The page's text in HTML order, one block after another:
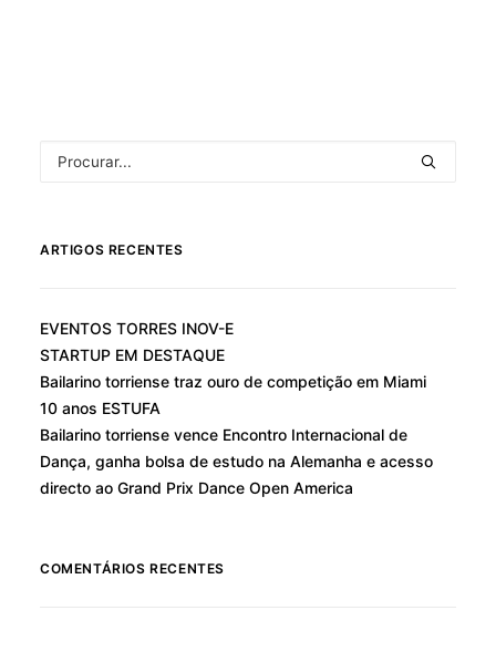
ARTIGOS RECENTES
EVENTOS TORRES INOV-E
STARTUP EM DESTAQUE
Bailarino torriense traz ouro de competição em Miami
10 anos ESTUFA
Bailarino torriense vence Encontro Internacional de
Dança, ganha bolsa de estudo na Alemanha e acesso
directo ao Grand Prix Dance Open America
COMENTÁRIOS RECENTES